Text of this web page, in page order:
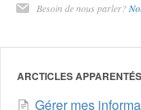
Besoin de nous parler?
ARCTICLES APPARENTÉS
Gérer mes